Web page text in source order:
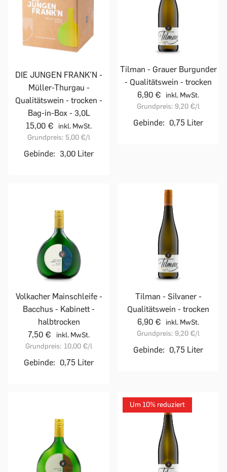
DIE JUNGEN FRANK'N -
Müller-Thurgau -
Qualitätswein - trocken -
Bag-in-Box - 3,0L
15,00 €
inkl. MwSt.
Grundpreis: 5,00 €/l
Gebinde: 3,00 Liter
Tilman - Grauer Burgunder
- Qualitätswein - trocken
6,90 €
inkl. MwSt.
Grundpreis: 9,20 €/l
Gebinde: 0,75 Liter
Volkacher Mainschleife -
Bacchus - Kabinett -
halbtrocken
7,50 €
inkl. MwSt.
Grundpreis: 10,00 €/l
Gebinde: 0,75 Liter
Tilman - Silvaner -
Qualitätswein - trocken
6,90 €
inkl. MwSt.
Grundpreis: 9,20 €/l
Gebinde: 0,75 Liter
Um 10% reduziert